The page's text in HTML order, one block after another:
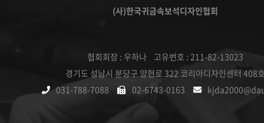
(사)한국귀금속보석디자인협회
협회회장 : 우하나 고유번호 : 211-82-13023
경기도 성남시 분당구 양현로 322 코리아디자인센터 408
031-788-7088
02-6743-0163